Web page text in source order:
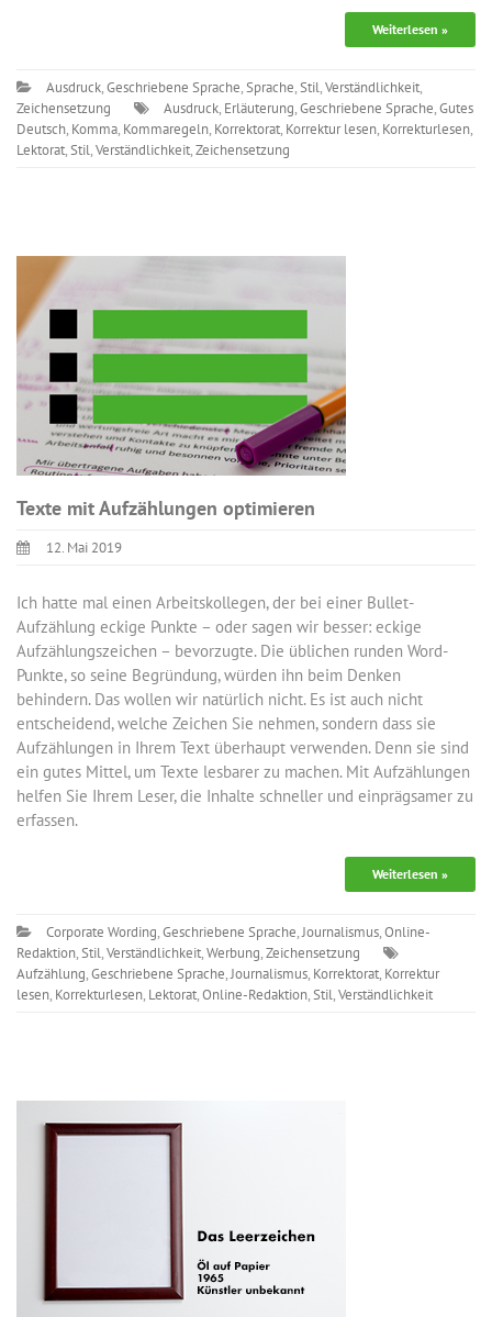
Weiterlesen »
Ausdruck,Geschriebene Sprache,Sprache,Stil,Verständlichkeit,
Zeichensetzung
Ausdruck, Erläuterung,Geschriebene Sprache,Gutes
Deutsch, Komma, Kommaregeln, Korrektorat, Korrektur lesen, Korrekturlesen,
Lektorat,Stil,Verständlichkeit,Zeichensetzung
Texte mit Aufzählungen optimieren
12. Mai 2019
Ich hatte mal einen Arbeitskollegen, der bei einer Bullet-
Aufzählung eckige Punkte – oder sagen wir besser: eckige
Aufzählungszeichen – bevorzugte. Die üblichen runden Word-
Punkte, so seine Begründung, würden ihn beim Denken
behindern. Das wollen wir natürlich nicht. Es ist auch nicht
entscheidend, welche Zeichen Sie nehmen, sondern dass sie
Aufzählungen in Ihrem Text überhaupt verwenden. Denn sie sind
ein gutes Mittel, um Texte lesbarer zu machen. Mit Aufzählungen
helfen Sie Ihrem Leser, die Inhalte schneller und einprägsamer zu
erfassen.
Weiterlesen »
Corporate Wording,Geschriebene Sprache,Journalismus,Online-
Redaktion,Stil,Verständlichkeit,Werbung,Zeichensetzung
Aufzählung,Geschriebene Sprache,Journalismus, Korrektorat, Korrektur
lesen, Korrekturlesen, Lektorat,Online-Redaktion,Stil,Verständlichkeit